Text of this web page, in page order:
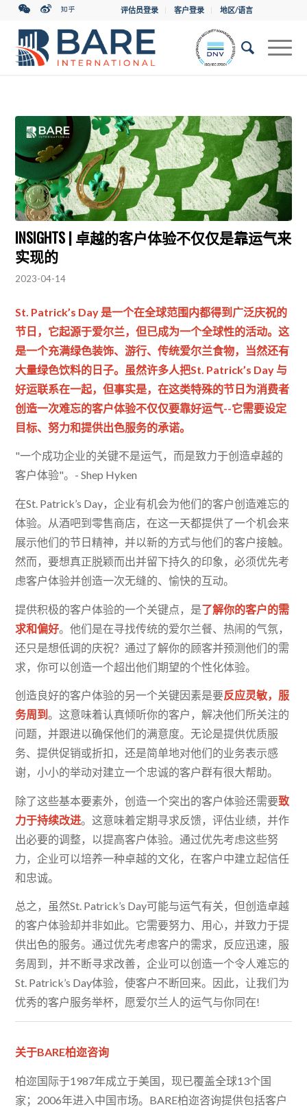
评估员登录 客户登录 地区/语言
INSIGHTS | 卓越的客户体验不仅仅是靠运气来
实现的
2023-04-14
St. Patrick’s Day 是一个在全球范围内都得到广泛庆祝的
节日，它起源于爱尔兰，但已成为一个全球性的活动。这
是一个充满绿色装饰、游行、传统爱尔兰食物，当然还有
大量绿色饮料的日子。虽然许多人把St. Patrick’s Day 与
好运联系在一起，但事实是，在这类特殊的节日为消费者
创造一次难忘的客户体验不仅仅要靠好运气--它需要设定
目标、努力和提供出色服务的承诺。
"一个成功企业的关键不是运气，而是致力于创造卓越的
客户体验"。- Shep Hyken
在St. Patrick’s Day，企业有机会为他们的客户创造难忘的
体验。从酒吧到零售商店，在这一天都提供了一个机会来
展示他们的节日精神，并以新的方式与他们的客户接触。
然而，要想真正脱颖而出并留下持久的印象，必须优先考
虑客户体验并创造一次无缝的、愉快的互动。
提供积极的客户体验的一个关键点，是了解你的客户的需
求和偏好。他们是在寻找传统的爱尔兰餐、热闹的气氛，
还只是想低调的庆祝？通过了解你的顾客并预测他们的需
求，你可以创造一个超出他们期望的个性化体验。
创造良好的客户体验的另一个关键因素是要反应灵敏，服
务周到。这意味着认真倾听你的客户，解决他们所关注的
问题，并跟进以确保他们的满意度。无论是提供优质服
务、提供促销或折扣，还是简单地对他们的业务表示感
谢，小小的举动对建立一个忠诚的客户群有很大帮助。
除了这些基本要素外，创造一个突出的客户体验还需要致
力于持续改进。这意味着定期寻求反馈，评估业绩，并作
出必要的调整，以提高客户体验。通过优先考虑这些努
力，企业可以培养一种卓越的文化，在客户中建立起信任
和忠诚。
总之，虽然St. Patrick’s Day可能与运气有关，但创造卓越
的客户体验却并非如此。它需要努力、用心，并致力于提
供出色的服务。通过优先考虑客户的需求，反应迅速，服
务周到，并不断寻求改善，企业可以创造一个令人难忘的
St. Patrick’s Day体验，使客户不断回来。因此，让我们为
优秀的客户服务举杯，愿爱尔兰人的运气与你同在!
关于BARE柏迩咨询
柏迩国际于1987年成立于美国，现已覆盖全球13个国
家；2006年进入中国市场。BARE柏迩咨询提供包括客户